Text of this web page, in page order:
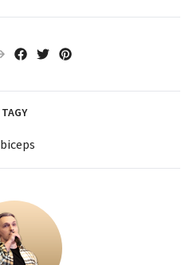
TAGY
biceps